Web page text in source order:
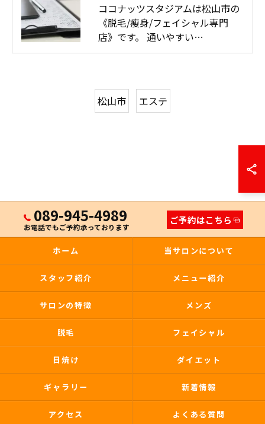
ココナッツスタジアムは松山市の
《脱毛/瘦身/フェイシャル専門
店》です。 通いやすい…
松山市 エステ
089-945-4989
お電話でもご予約承っております
ご予約はこちら
ホーム 当サロンについて
スタッフ紹介 メニュー紹介
サロンの特徴 メンズ
脱毛 フェイシャル
日焼け ダイエット
ギャラリー 新着情報
アクセス よくある質問